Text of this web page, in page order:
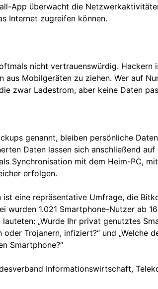
App überwacht die
Internet zugreifen können.
nicht vertrauenswürdig. Hackern
Mobilgeräten zu ziehen. Wer auf
zwar Ladestrom, aber keine Daten
genannt, bleiben persönliche
Daten lassen sich anschließend
Synchronisation mit dem Heim-PC,
erfolgen.
eine repräsentative Umfrage, die
wurden 1.021 Smartphone-Nutzer ab
„Wurde Ihr privat genutztes
Trojanern, infiziert?“ und „Welche
Smartphone?“
Informationswirtschaft,